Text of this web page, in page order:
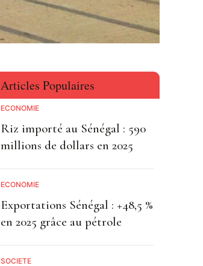
Articles Populaires
ECONOMIE
Riz importé au Sénégal : 590
millions de dollars en 2025
ECONOMIE
Exportations Sénégal : +48,5 %
en 2025 grâce au pétrole
SOCIETE